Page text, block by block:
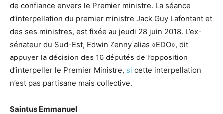
de confiance envers le Premier ministre. La séance
d’interpellation du premier ministre Jack Guy Lafontant et
des ses ministres, est fixée au jeudi 28 juin 2018. L’ex-
sénateur du Sud-Est, Edwin Zenny alias «EDO», dit
appuyer la décision des 16 députés de l’opposition
d’interpeller le Premier Ministre, si cette interpellation
n’est pas partisane mais collective.
Saintus Emmanuel